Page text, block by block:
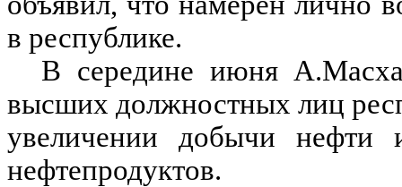
в республике.
В середине июня
высших должностных лиц
увеличении добычи
нефтепродуктов.